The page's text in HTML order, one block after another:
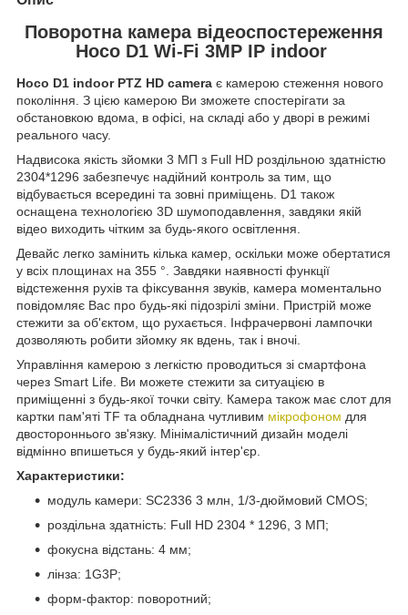
Поворотна камера відеоспостереження
Hoco D1 Wi-Fi 3MP IP indoor
Hoco D1 indoor PTZ HD camera є камерою стеження нового
покоління. З цією камерою Ви зможете спостерігати за
обстановкою вдома, в офісі, на складі або у дворі в режимі
реального часу.
Надвисока якість зйомки 3 МП з Full HD роздільною здатністю
2304*1296 забезпечує надійний контроль за тим, що
відбувається всередині та зовні приміщень. D1 також
оснащена технологією 3D шумоподавлення, завдяки якій
відео виходить чітким за будь-якого освітлення.
Девайс легко замінить кілька камер, оскільки може обертатися
у всіх площинах на 355 °. Завдяки наявності функції
відстеження рухів та фіксування звуків, камера моментально
повідомляє Вас про будь-які підозрілі зміни. Пристрій може
стежити за об'єктом, що рухається. Інфрачервоні лампочки
дозволяють робити зйомку як вдень, так і вночі.
Управління камерою з легкістю проводиться зі смартфона
через Smart Life. Ви можете стежити за ситуацією в
приміщенні з будь-якої точки світу. Камера також має слот для
картки пам'яті TF та обладнана чутливим мікрофоном для
двостороннього зв'язку. Мінімалістичний дизайн моделі
відмінно впишеться у будь-який інтер'єр.
Характеристики:
модуль камери: SC2336 3 млн, 1/3-дюймовий CMOS;
роздільна здатність: Full HD 2304 * 1296, 3 МП;
фокусна відстань: 4 мм;
лінза: 1G3P;
форм-фактор: поворотний;